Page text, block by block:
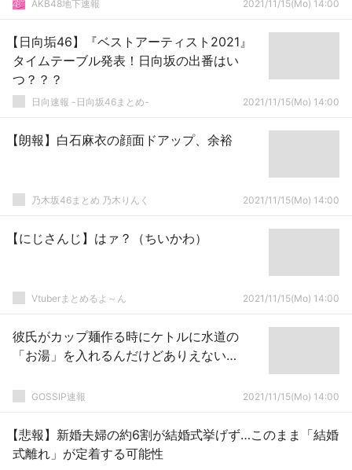
AKB48地下速報 2021/11/15(Mo) 14:00
【日向垢46】『ベストアーティスト2021』
タイムテーブル発表！日向坂の出番はい
つ？？？
日向速報 -日向坂46まとめ- 2021/11/15(Mo) 14:00
【朗報】白石麻衣の顔面ドアップ、余裕
乃木坂46まとめ 乃木りんく 2021/11/15(Mo) 14:00
【にじさんじ】はァ？（ちいかわ）
Vtuberまとめるよ～ん 2021/11/15(Mo) 14:00
彼氏がカップ麺作る時にケトルに水道の
「お湯」を入れるんだけどありえない…
GOSSIP速報 2021/11/15(Mo) 14:00
【悲報】新婚夫婦の約6割が結婚式挙げず…このまま「結婚
式離れ」が定着する可能性